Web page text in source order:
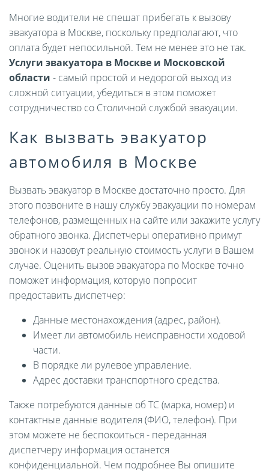
Многие водители не спешат прибегать к вызову
эвакуатора в Москве, поскольку предполагают, что
оплата будет непосильной. Тем не менее это не так.
Услуги эвакуатора в Москве и Московской
области - самый простой и недорогой выход из
сложной ситуации, убедиться в этом поможет
сотрудничество со Столичной службой эвакуации.
Как вызвать эвакуатор
автомобиля в Москве
Вызвать эвакуатор в Москве достаточно просто. Для
этого позвоните в нашу службу эвакуации по номерам
телефонов, размещенных на сайте или закажите услугу
обратного звонка. Диспетчеры оперативно примут
звонок и назовут реальную стоимость услуги в Вашем
случае. Оценить вызов эвакуатора по Москве точно
поможет информация, которую попросит
предоставить диспетчер:
Данные местонахождения (адрес, район).
Имеет ли автомобиль неисправности ходовой
части.
В порядке ли рулевое управление.
Адрес доставки транспортного средства.
Также потребуются данные об ТС (марка, номер) и
контактные данные водителя (ФИО, телефон). При
этом можете не беспокоиться - переданная
диспетчеру информация останется
конфиденциальной. Чем подробнее Вы опишите